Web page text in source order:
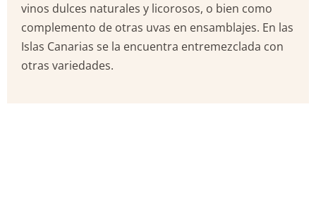
vinos dulces naturales y licorosos, o bien como
complemento de otras uvas en ensamblajes. En las
Islas Canarias se la encuentra entremezclada con
otras variedades.